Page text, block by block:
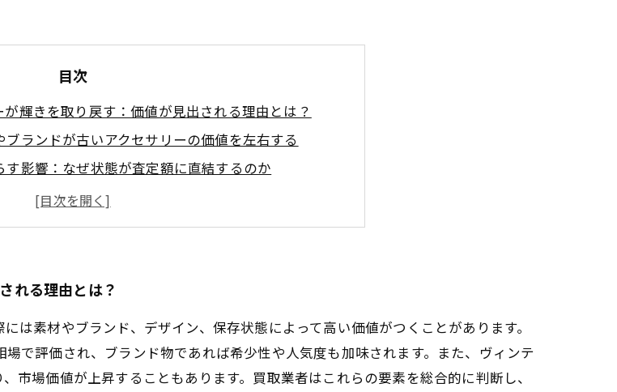
目次
輝きを取り戻す：価値が見出される理由とは？
ランドが古いアクセサリーの価値を左右する
影響：なぜ状態が査定額に直結するのか
える価格：今、古いアクセサリーはなぜ売れるのか？
に：賢い売却方法と具体的なステップ
価値がつく買取の全貌と次にすべきこと
れる理由とは？
は素材やブランド、デザイン、保存状態によって高い価値がつくことがあります。
で評価され、ブランド物であれば希少性や人気度も加味されます。また、ヴィンテ
市場価値が上昇することもあります。買取業者はこれらの要素を総合的に判断し、